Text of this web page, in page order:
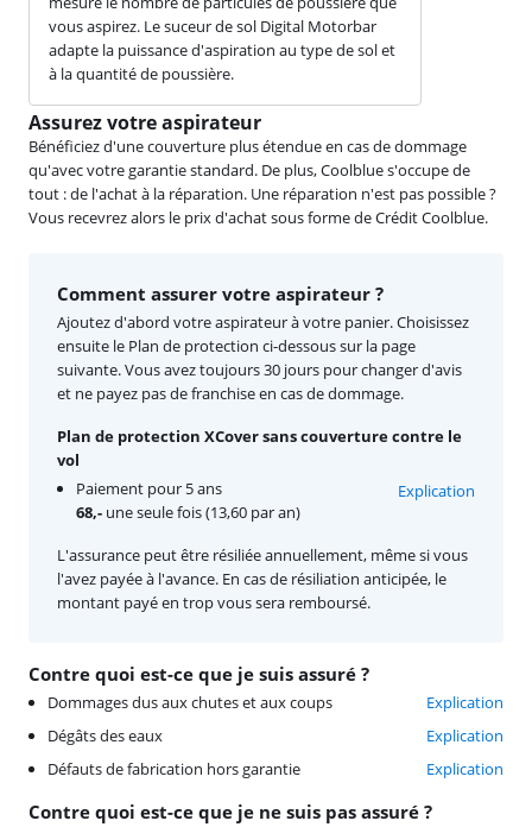
vous aspirez. Le suceur de sol Digital Motorbar
adapte la puissance d'aspiration au type de sol et
à la quantité de poussière.
Assurez votre aspirateur
Bénéficiez d'une couverture plus étendue en cas de dommage
qu'avec votre garantie standard. De plus, Coolblue s'occupe de
tout : de l'achat à la réparation. Une réparation n'est pas possible ?
Vous recevrez alors le prix d'achat sous forme de Crédit Coolblue.
Contre quoi est-ce que je suis assuré ?
Dommages dus aux chutes et aux coups
Explication
Dégâts des eaux
Explication
Défauts de fabrication hors garantie
Explication
Contre quoi est-ce que je ne suis pas assuré ?
Comment assurer votre aspirateur ?
Ajoutez d'abord votre aspirateur à votre panier. Choisissez
ensuite le Plan de protection ci-dessous sur la page
suivante. Vous avez toujours 30 jours pour changer d'avis
et ne payez pas de franchise en cas de dommage.
Plan de protection XCover sans couverture contre le
vol
Paiement pour 5 ans
68,- une seule fois (13,60 par an)
Explication
L'assurance peut être résiliée annuellement, même si vous
l'avez payée à l'avance. En cas de résiliation anticipée, le
montant payé en trop vous sera remboursé.